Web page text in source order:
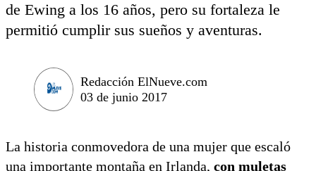
de Ewing a los 16 años, pero su fortaleza le
permitió cumplir sus sueños y aventuras.
Redacción ElNueve.com
03 de junio 2017
La historia conmovedora de una mujer que escaló
una importante montaña en Irlanda, con muletas